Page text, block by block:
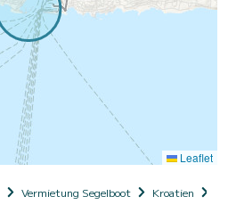
Leaflet
Vermietung Segelboot Kroatien